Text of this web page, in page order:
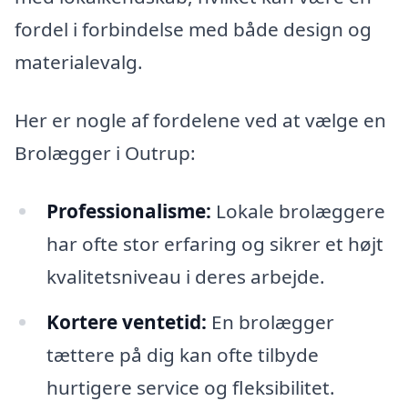
fordel i forbindelse med både design og
materialevalg.
Her er nogle af fordelene ved at vælge en
Brolægger i Outrup:
Professionalisme: Lokale brolæggere
har ofte stor erfaring og sikrer et højt
kvalitetsniveau i deres arbejde.
Kortere ventetid: En brolægger
tættere på dig kan ofte tilbyde
hurtigere service og fleksibilitet.